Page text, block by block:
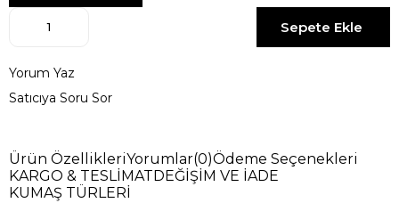
Yorum Yaz
Satıcıya Soru Sor
Ürün ÖzellikleriYorumlar(0)Ödeme Seçenekleri
KARGO & TESLİMATDEĞİŞİM VE İADE
KUMAŞ TÜRLERİ